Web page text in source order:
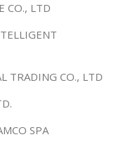
CO., LTD
TRADING CO., LTD
SPA